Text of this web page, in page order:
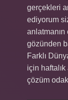
gerçekleri
ediyorum
gözünden
Farklı
için haftalık
çözüm